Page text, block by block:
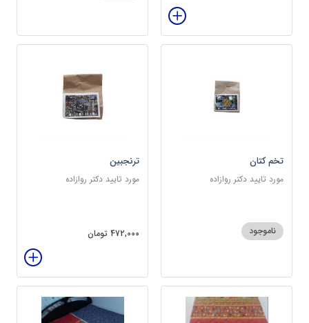
تخم کتان
مورد تایید دکتر روازاده
ناموجود
ترنجبین
مورد تایید دکتر روازاده
472,000 تومان